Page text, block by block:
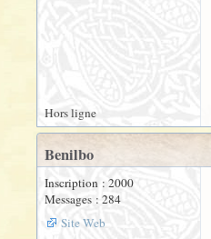
Hors ligne
Benilbo
Inscription : 2000
Messages : 284
Site Web